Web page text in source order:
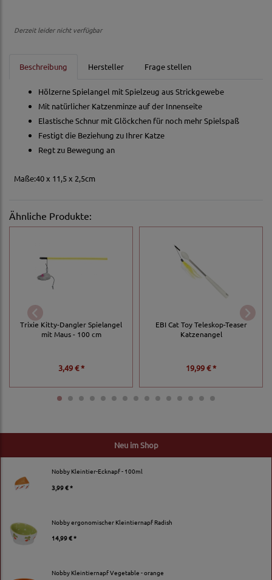
Neu im Shop
Nobby Kleintier-Ecknapf - 100ml
3,99 € *
Nobby ergonomischer Kleintiernapf Radish
14,99 € *
Nobby Kleintiernapf Vegetable - orange
Derzeit leider nicht verfügbar
Beschreibung Hersteller Frage stellen
Hölzerne Spielangel mit Spielzeug aus Strickgewebe
Mit natürlicher Katzenminze auf der Innenseite
Elastische Schnur mit Glöckchen für noch mehr Spielspaß
Festigt die Beziehung zu Ihrer Katze
Regt zu Bewegung an
Maße:40 x 11,5 x 2,5cm
Ähnliche Produkte:
Trixie Kitty-Dangler Spielangel
mit Maus - 100 cm
3,49 € *
EBI Cat Toy Teleskop-Teaser
Katzenangel
19,99 € *